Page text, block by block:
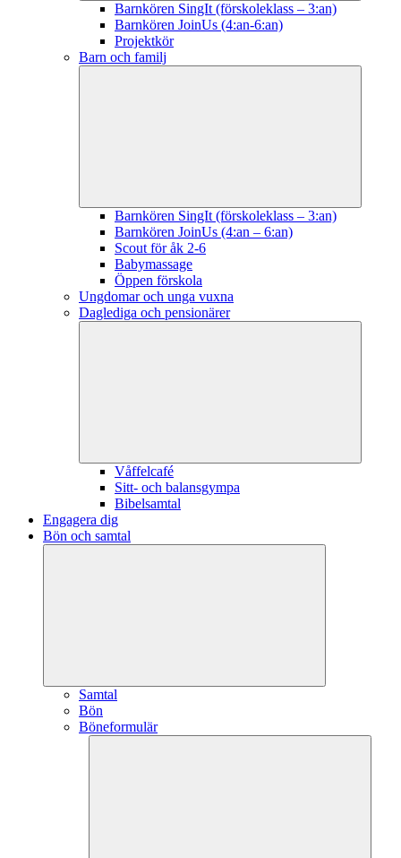
Barnkören SingIt (förskoleklass – 3:an)
Barnkören JoinUs (4:an-6:an)
Projektkör
Barn och familj
Barnkören SingIt (förskoleklass – 3:an)
Barnkören JoinUs (4:an – 6:an)
Scout för åk 2-6
Babymassage
Öppen förskola
Ungdomar och unga vuxna
Daglediga och pensionärer
Våffelcafé
Sitt- och balansgympa
Bibelsamtal
Engagera dig
Bön och samtal
Samtal
Bön
Böneformulär